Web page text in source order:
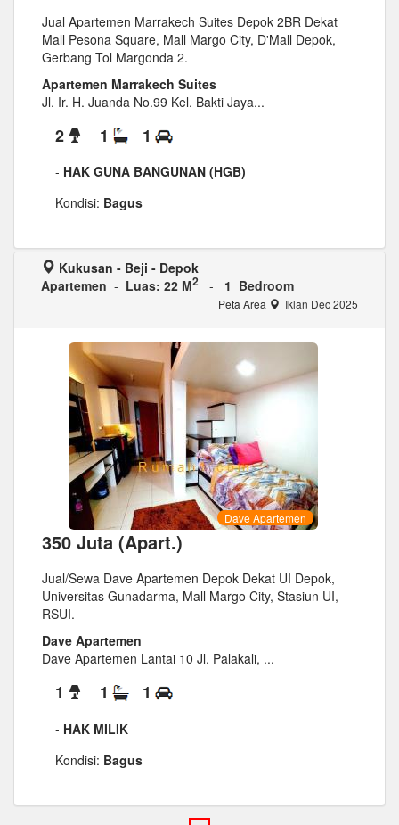
Jual Apartemen Marrakech Suites Depok 2BR Dekat
Mall Pesona Square, Mall Margo City, D'Mall Depok,
Gerbang Tol Margonda 2.
Apartemen Marrakech Suites
Jl. Ir. H. Juanda No.99 Kel. Bakti Jaya...
2 1 1
- HAK GUNA BANGUNAN (HGB)
Kondisi: Bagus
Kukusan - Beji - Depok
Apartemen - Luas: 22 M2 - 1 Bedroom
Peta Area Iklan Dec 2025
Dave Apartemen
350 Juta (Apart.)
Jual/Sewa Dave Apartemen Depok Dekat UI Depok,
Universitas Gunadarma, Mall Margo City, Stasiun UI,
RSUI.
Dave Apartemen
Dave Apartemen Lantai 10 Jl. Palakali, ...
1 1 1
- HAK MILIK
Kondisi: Bagus